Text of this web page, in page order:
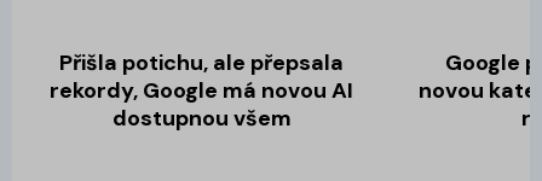
Přišla potichu, ale přepsala
rekordy, Google má novou AI
dostupnou všem
Google
novou